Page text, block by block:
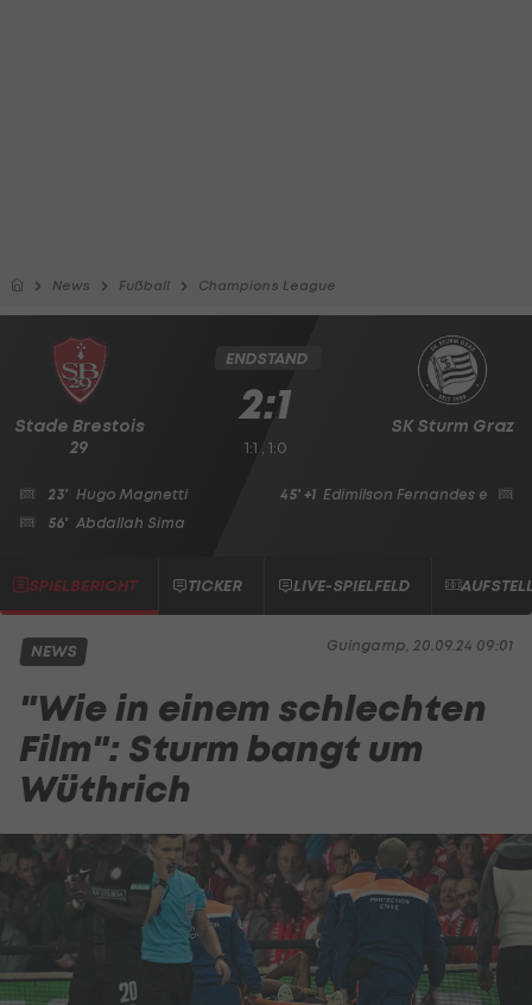
News Fußball Champions League
Stade Brestois
29
SK Sturm Graz
ENDSTAND
2:1
1:1 , 1:0
23' Hugo Magnetti
56' Abdallah Sima
45' +1 Edimilson Fernandes e
SPIELBERICHT TICKER LIVE-SPIELFELD
Guingamp, 20.09.24 09:01
NEWS
"Wie in einem schlechten
Film": Sturm bangt um
Wüthrich